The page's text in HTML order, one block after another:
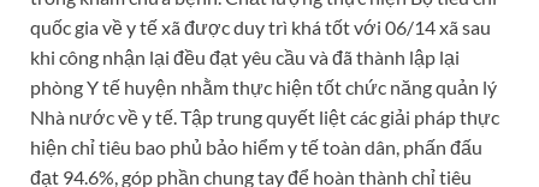
quốc gia về y tế xã được duy trì khá tốt với 06/14 xã sau
khi công nhận lại đều đạt yêu cầu và đã thành lập lại
phòng Y tế huyện nhằm thực hiện tốt chức năng quản lý
Nhà nước về y tế. Tập trung quyết liệt các giải pháp thực
hiện chỉ tiêu bao phủ bảo hiểm y tế toàn dân, phấn đấu
đạt 94.6%, góp phần chung tay để hoàn thành chỉ tiêu